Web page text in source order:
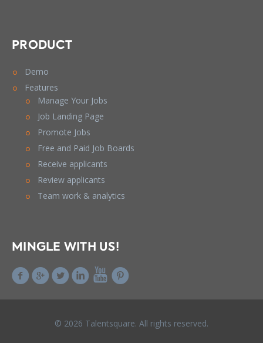
PRODUCT
Demo
Features
Manage Your Jobs
Job Landing Page
Promote Jobs
Free and Paid Job Boards
Receive applicants
Review applicants
Team work & analytics
MINGLE WITH US!
© 2026 Talentsquare. All rights reserved.